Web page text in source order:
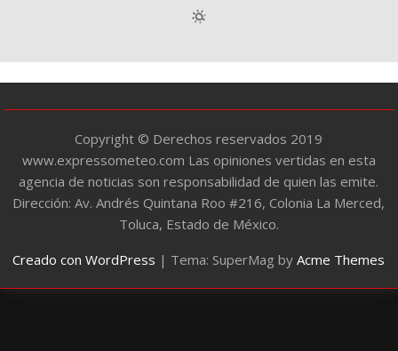
í
a
Copyright © Derechos reservados 2019
www.expressometeo.com Las opiniones vertidas en esta
agencia de noticias son responsabilidad de quien las emite.
Dirección: Av. Andrés Quintana Roo #216, Colonia La Merced,
Toluca, Estado de México.
Creado con WordPress | Tema: SuperMag byAcme Themes